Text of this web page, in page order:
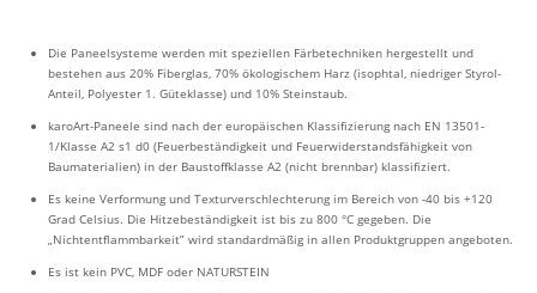
Die Paneelsysteme werden mit speziellen Färbetechniken hergestellt und
bestehen aus 20% Fiberglas, 70% ökologischem Harz (isophtal, niedriger Styrol-
Anteil, Polyester 1. Güteklasse) und 10% Steinstaub.
karoArt-Paneele sind nach der europäischen Klassifizierung nach EN 13501-
1/Klasse A2 s1 d0 (Feuerbeständigkeit und Feuerwiderstandsfähigkeit von
Baumaterialien) in der Baustoffklasse A2 (nicht brennbar) klassifiziert.
Es keine Verformung und Texturverschlechterung im Bereich von -40 bis +120
Grad Celsius. Die Hitzebeständigkeit ist bis zu 800 °C gegeben. Die
„Nichtentflammbarkeit” wird standardmäßig in allen Produktgruppen angeboten.
Es ist kein PVC, MDF oder NATURSTEIN